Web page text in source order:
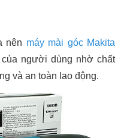
nên máy mài góc Makita
người dùng nhờ chất
và an toàn lao động.